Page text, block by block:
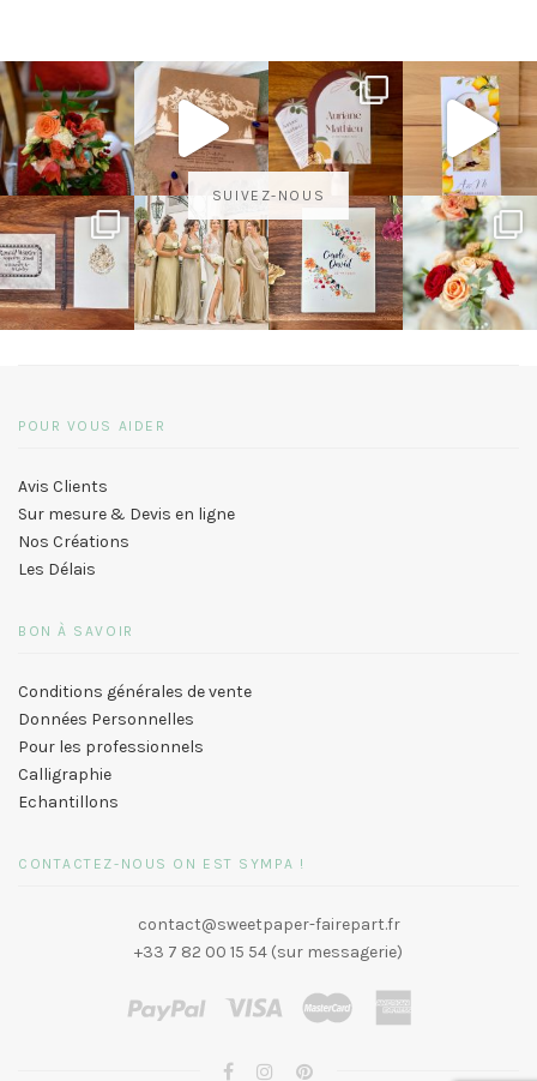
SUIVEZ-NOUS
POUR VOUS AIDER
Avis Clients
Sur mesure & Devis en ligne
Nos Créations
Les Délais
BON À SAVOIR
Conditions générales de vente
Données Personnelles
Pour les professionnels
Calligraphie
Echantillons
CONTACTEZ-NOUS ON EST SYMPA !
contact@sweetpaper-fairepart.fr
+33 7 82 00 15 54 (sur messagerie)